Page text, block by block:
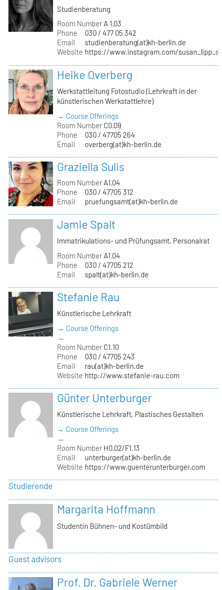
Studienberatung
Room Number A 1.03
Phone
030 / 477 05 342
Email
studienberatung(at)kh-berlin.de
Website https://www.instagram.com/
Heike Overberg
Werkstattleitung Fotostudio (Lehrkraft in der
künstlerischen Werkstattlehre)
→ Course Offerings
Room Number C0.09
Phone
030 / 47705 264
Email
overberg(at)kh-berlin.de
Graziella Sulis
Room Number A1.04
Phone
030 / 47705 312
Email
pruefungsamt(at)kh-berlin.de
Jamie Spalt
Immatrikulations- und Prüfungsamt, Personalrat
Room Number A1.04
Phone
030 / 47705 212
Email
spalt(at)kh-berlin.de
Stefanie Rau
Künstlerische Lehrkraft
→ Course Offerings
→
Room Number C1.10
Phone
030 / 47705 243
Email
rau(at)kh-berlin.de
Website http://www.stefanie-rau.com
Günter Unterburger
Künstlerische Lehrkraft, Plastisches Gestalten
→ Course Offerings
→
Room Number H0.02/F1.13
Email
unterburger(at)kh-berlin.de
Website https://www.guenterunterburger.com
Studierende
Margarita Hoffmann
Studentin Bühnen- und Kostümbild
Guest advisors
Prof. Dr. Gabriele Werner